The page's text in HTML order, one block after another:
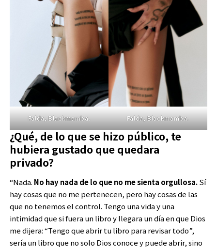
Falda, Blackmamba. Falda, Blackmamba.
¿Qué, de lo que se hizo público, te
hubiera gustado que quedara
privado?
“Nada. No hay nada de lo que no me sienta orgullosa.Sí
hay cosas que no me pertenecen, pero hay cosas de las
que no tenemos el control. Tengo una vida y una
intimidad que si fuera un libro y llegara un día en que Dios
me dijera: “Tengo que abrir tu libro para revisar todo”,
sería un libro que no solo Dios conoce y puede abrir, sino